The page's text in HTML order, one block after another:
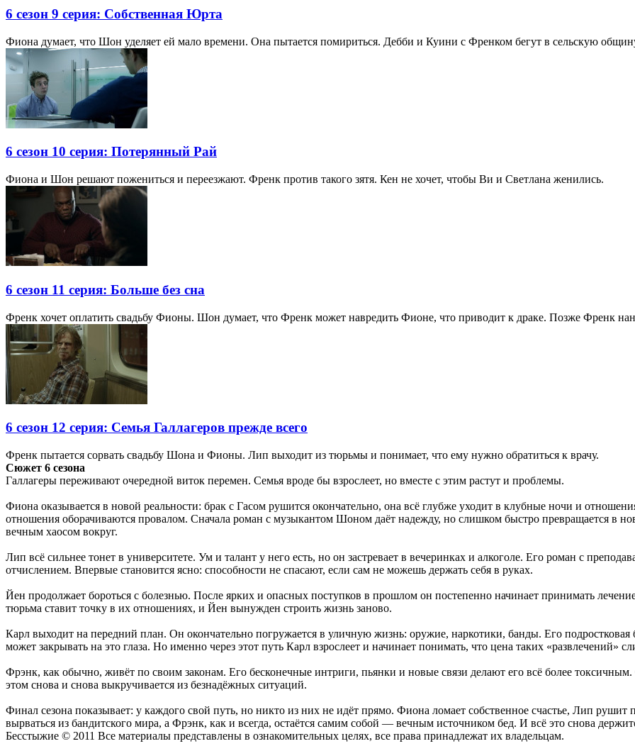
6 сезон 9 серия: Собственная Юрта
Фиона думает, что Шон уделяет ей мало времени. Она пытается помириться. Дебби и Куини с Френком бегут в сельскую
6 сезон 10 серия: Потерянный Рай
Фиона и Шон решают пожениться и переезжают. Френк против такого зятя. Кен не хочет, чтобы Ви и Светлана женились.
6 сезон 11 серия: Больше без сна
Френк хочет оплатить свадьбу Фионы. Шон думает, что Френк может навредить Фионе, что приводит к драке. Позже Френк
6 сезон 12 серия: Семья Галлагеров прежде всего
Френк пытается сорвать свадьбу Шона и Фионы. Лип выходит из тюрьмы и понимает, что ему нужно обратиться к врачу.
Сюжет 6 сезона
Галлагеры переживают очередной виток перемен. Семья вроде бы взрослеет, но вместе с этим растут и проблемы.
Фиона оказывается в новой реальности: брак с Гасом рушится окончательно, она всё глубже уходит в клубные ночи и
отношения оборачиваются провалом. Сначала роман с музыкантом Шоном даёт надежду, но слишком быстро превращается в
вечным хаосом вокруг.
Лип всё сильнее тонет в университете. Ум и талант у него есть, но он застревает в вечеринках и алкоголе. Его роман с
отчислением. Впервые становится ясно: способности не спасают, если сам не можешь держать себя в руках.
Йен продолжает бороться с болезнью. После ярких и опасных поступков в прошлом он постепенно начинает принимать
тюрьма ставит точку в их отношениях, и Йен вынужден строить жизнь заново.
Карл выходит на передний план. Он окончательно погружается в уличную жизнь: оружие, наркотики, банды. Его подростковая
может закрывать на это глаза. Но именно через этот путь Карл взрослеет и начинает понимать, что цена таких «развлечений»
Фрэнк, как обычно, живёт по своим законам. Его бесконечные интриги, пьянки и новые связи делают его всё более
этом снова и снова выкручивается из безнадёжных ситуаций.
Финал сезона показывает: у каждого свой путь, но никто из них не идёт прямо. Фиона ломает собственное счастье, Лип рушит
вырваться из бандитского мира, а Фрэнк, как и всегда, остаётся самим собой — вечным источником бед. И всё это снова
Бесстыжие © 2011 Все материалы представлены в ознакомительных целях, все права принадлежат их владельцам.